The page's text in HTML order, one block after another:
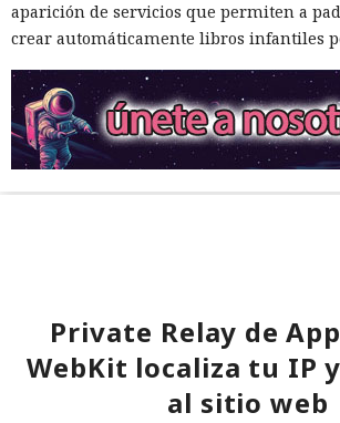
aparición de servicios que permiten a
crear automáticamente libros infantiles
Private Relay de
WebKit localiza tu IP
al sitio web